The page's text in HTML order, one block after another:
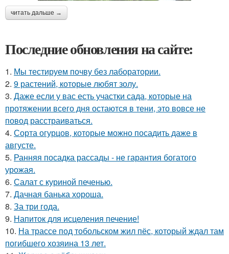
читать дальше →
Последние обновления на сайте:
1. Мы тестируем почву без лаборатории.
2. 9 растений, которые любят золу.
3. Даже если у вас есть участки сада, которые на
протяжении всего дня остаются в тени, это вовсе не
повод расстраиваться.
4. Сорта огурцов, которые можно посадить даже в
августе.
5. Ранняя посадка рассады - не гарантия богатого
урожая.
6. Салат с куриной печенью.
7. Дачная банька хороша.
8. За три года.
9. Напиток для исцеления печение!
10. На трассе под тобольском жил пёс, который ждал там
погибшего хозяина 13 лет.